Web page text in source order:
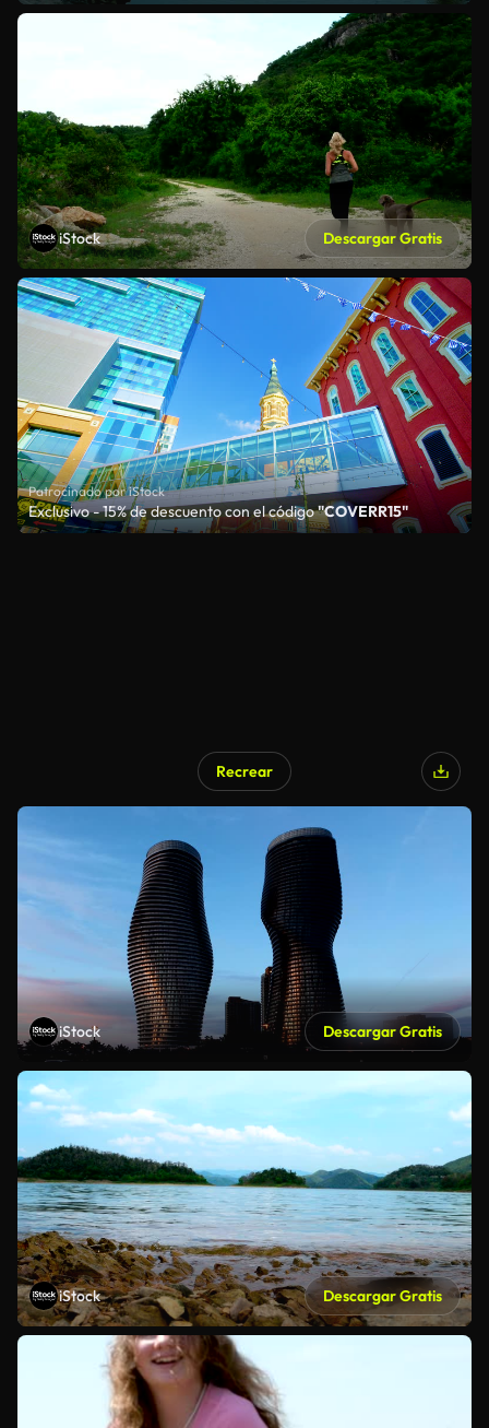
iStock Descargar Gratis
Patrocinado por iStock
Exclusivo - 15% de descuento con el código"COVERR15"
Recrear
iStock Descargar Gratis
iStock Descargar Gratis